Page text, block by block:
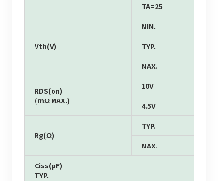
TA=25
Vth(V)
MIN.
TYP.
MAX.
RDS(on)
(mΩ MAX.)
10V
4.5V
Rg(Ω)
TYP.
MAX.
Ciss(pF)
TYP.